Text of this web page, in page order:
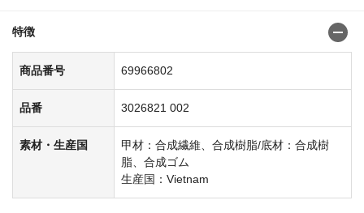
特徴
商品番号 69966802
品番 3026821 002
素材・生産国
甲材：合成繊維、合成樹脂/底材：合成樹
脂、合成ゴム
生産国：Vietnam